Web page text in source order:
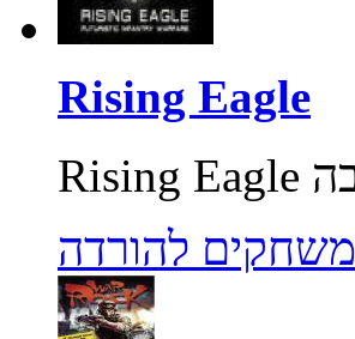
Rising Eagle
משחקים להורדה